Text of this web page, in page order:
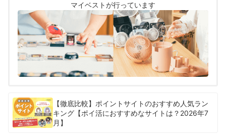
マイベストが行っています
【徹底比較】ポイントサイトのおすすめ人気ラン
キング【ポイ活におすすめなサイトは？2026年7
月】